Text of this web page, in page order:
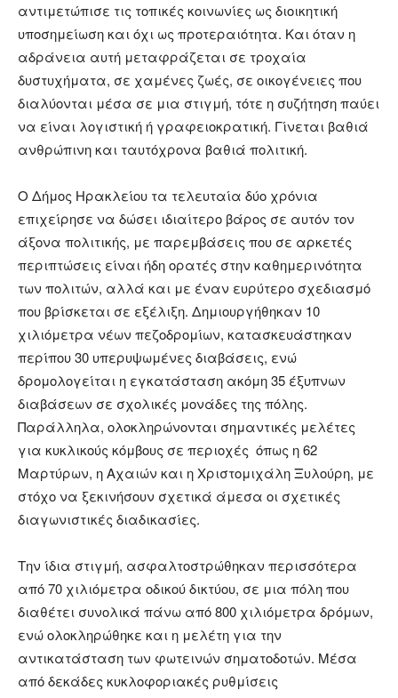
αντιμετώπισε τις τοπικές κοινωνίες ως διοικητική
υποσημείωση και όχι ως προτεραιότητα. Και όταν η
αδράνεια αυτή μεταφράζεται σε τροχαία
δυστυχήματα, σε χαμένες ζωές, σε οικογένειες που
διαλύονται μέσα σε μια στιγμή, τότε η συζήτηση παύει
να είναι λογιστική ή γραφειοκρατική. Γίνεται βαθιά
ανθρώπινη και ταυτόχρονα βαθιά πολιτική.
Ο Δήμος Ηρακλείου τα τελευταία δύο χρόνια
επιχείρησε να δώσει ιδιαίτερο βάρος σε αυτόν τον
άξονα πολιτικής, με παρεμβάσεις που σε αρκετές
περιπτώσεις είναι ήδη ορατές στην καθημερινότητα
των πολιτών, αλλά και με έναν ευρύτερο σχεδιασμό
που βρίσκεται σε εξέλιξη. Δημιουργήθηκαν 10
χιλιόμετρα νέων πεζοδρομίων, κατασκευάστηκαν
περίπου 30 υπερυψωμένες διαβάσεις, ενώ
δρομολογείται η εγκατάσταση ακόμη 35 έξυπνων
διαβάσεων σε σχολικές μονάδες της πόλης.
Παράλληλα, ολοκληρώνονται σημαντικές μελέτες
για κυκλικούς κόμβους σε περιοχές όπως η 62
Μαρτύρων, η Αχαιών και η Χριστομιχάλη Ξυλούρη, με
στόχο να ξεκινήσουν σχετικά άμεσα οι σχετικές
διαγωνιστικές διαδικασίες.
Την ίδια στιγμή, ασφαλτοστρώθηκαν περισσότερα
από 70 χιλιόμετρα οδικού δικτύου, σε μια πόλη που
διαθέτει συνολικά πάνω από 800 χιλιόμετρα δρόμων,
ενώ ολοκληρώθηκε και η μελέτη για την
αντικατάσταση των φωτεινών σηματοδοτών. Μέσα
από δεκάδες κυκλοφοριακές ρυθμίσεις